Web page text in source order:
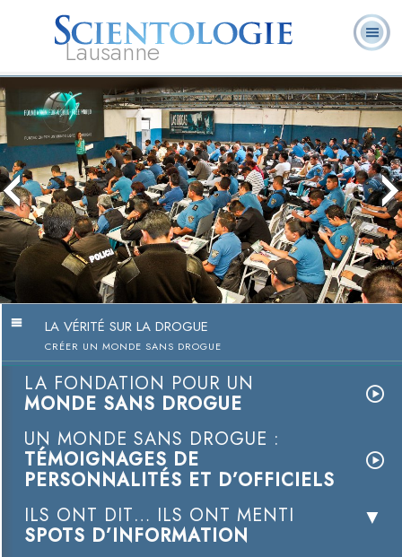
Lausanne
L. Ron Hubbard
Scientologie ?
volontaires
questions
Livres
LA VÉRITÉ SUR LA DROGUE
CRÉER UN MONDE SANS DROGUE
LA FONDATION POUR UN
MONDE SANS DROGUE
UN MONDE SANS DROGUE :
TÉMOIGNAGES DE
PERSONNALITÉS ET D’OFFICIELS
ILS ONT DIT… ILS ONT MENTI
SPOTS D’INFORMATION